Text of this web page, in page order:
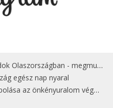
- megmutatjuk a 15 legjobbat
egész nap nyaral
önkényuralom végét jelentette